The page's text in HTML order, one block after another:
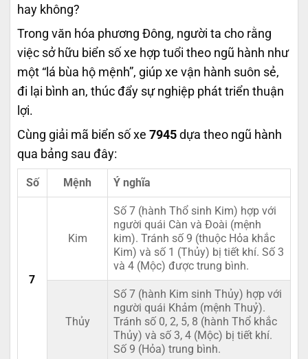
hay không?
Trong văn hóa phương Đông, người ta cho rằng
việc sở hữu biển số xe hợp tuổi theo ngũ hành như
một “lá bùa hộ mệnh”, giúp xe vận hành suôn sẻ,
đi lại bình an, thúc đẩy sự nghiệp phát triển thuận
lợi.
Cùng giải mã biển số xe 7945 dựa theo ngũ hành
qua bảng sau đây:
Số Mệnh Ý nghĩa
7
Kim
Số 7 (hành Thổ sinh Kim) hợp với
người quái Càn và Đoài (mệnh
kim). Tránh số 9 (thuộc Hỏa khắc
Kim) và số 1 (Thủy) bị tiết khí. Số 3
và 4 (Mộc) được trung bình.
Thủy
Số 7 (hành Kim sinh Thủy) hợp với
người quái Khảm (mệnh Thuỷ).
Tránh số 0, 2, 5, 8 (hành Thổ khắc
Thủy) và số 3, 4 (Mộc) bị tiết khí.
Số 9 (Hỏa) trung bình.